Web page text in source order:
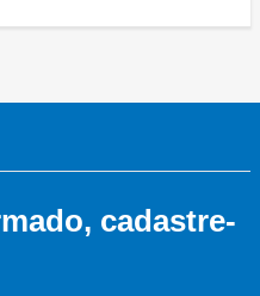
cadastre-